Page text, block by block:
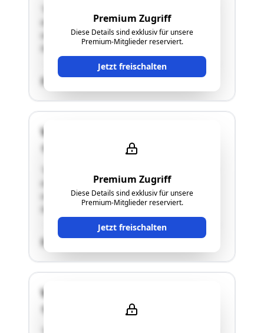
Premium Zugriff
Diese Details sind exklusiv für unsere
Premium-Mitglieder reserviert.
Jetzt freischalten
es sich um einen Vierkanthof (ca. 1800 m²
verbaute Fläche inkl. Innenhof) sowie
landwirtschaftliche Grundstücke."
SCHÄTZWERT
Premium Zugriff
Diese Details sind exklusiv für unsere
Premium-Mitglieder reserviert.
Jetzt freischalten
Waidern 23
es sich um einen Vierkanthof (ca. 1800 m²
verbaute Fläche inkl. Innenhof) sowie
landwirtschaftliche Grundstücke."
SCHÄTZWERT
Waidern 23